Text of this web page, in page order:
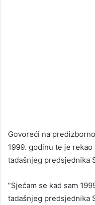
Govoreći na
1999. godinu te je
tadašnjeg predsjednika
“Sjećam se kad sam
tadašnjeg predsjednika